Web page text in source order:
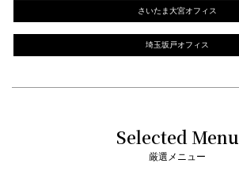
さいたま大宮オフィス
埼玉坂戸オフィス
Selected Menu
厳選メニュー